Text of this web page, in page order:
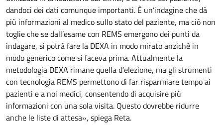
dandoci dei dati comunque importanti. È un’indagine che dà
più informazioni al medico sullo stato del paziente, ma ciò non
toglie che se dall’esame con REMS emergono dei punti da
indagare, si potrà fare la DEXA in modo mirato anziché in
modo generico come si faceva prima. Attualmente la
metodologia DEXA rimane quella d’elezione, ma gli strumenti
con tecnologia REMS permettono di far risparmiare tempo ai
pazienti e a noi medici, consentendo di acquisire più
informazioni con una sola visita. Questo dovrebbe ridurre
anche le liste di attesa», spiega Reta.